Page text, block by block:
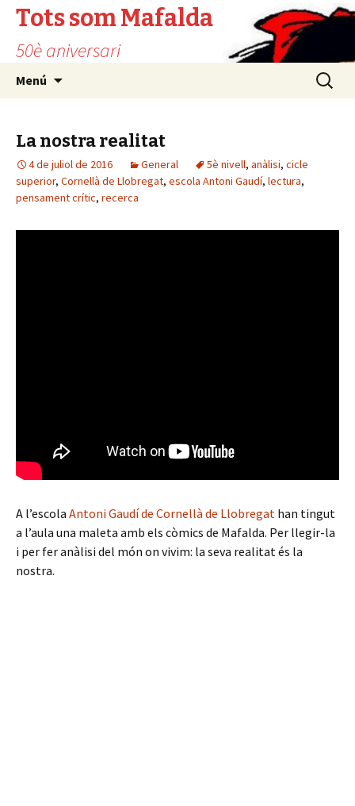
Tots som Mafalda
50è aniversari
Menú Cerca:
La nostra realitat
4 de juliol de 2016 General 5è nivell, anàlisi, cicle
superior, Cornellà de Llobregat, escola Antoni Gaudí, lectura,
pensament crític, recerca
A l’escola Antoni Gaudí de Cornellà de Llobregat han tingut
a l’aula una maleta amb els còmics de Mafalda. Per llegir-la
i per fer anàlisi del món on vivim: la seva realitat és la
nostra.